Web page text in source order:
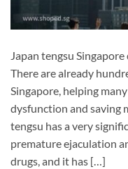
Japan tengsu
There are already
Singapore, helping
dysfunction and saving
tengsu has a very
premature ejaculation
drugs, and it has […]